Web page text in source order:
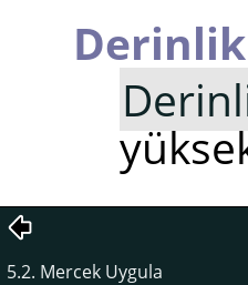
Derinlik
5.2. Mercek Uygula